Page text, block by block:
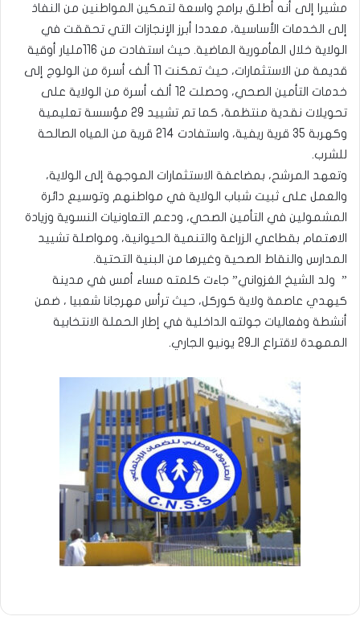
مشيرا إلى أنه أطلق برامج واسعة لتمكين المواطنين من النفاذ
إلى الخدمات الأساسية، معددا أبرز الإنجازات التي تحققت في
الولاية خلال المأمورية الماضية. حيث استفادت من 116مليار أوقية
قديمة من الاستثمارات، حيث تمكنت 11 ألف أسرة من الولوج إلى
خدمات التأمين الصحي، وحصلت 12 ألف أسرة من الولاية على
تحويلات نقدية منتظمة، كما تم تشييد 29 مؤسسة تعليمية
وكهربة 35 قرية ريفية، واستفادت 214 قرية من المياه الصالحة
للشرب.
وتعهد المرشح، بمضاعفة الاستثمارات الموجهة إلى الولاية،
والعمل على ثبيت شباب الولاية في مواطنهم وتوسيع دائرة
المشمولين في التأمين الصحي، ودعم التعاونيات النسوية وزيادة
الاهتمام بقطاعي الزراعة والتنمية الحيوانية، ومواصلة تشييد
المدارس والنقاط الصحية وغيرها من البنية التحتية.
” ولد الشيخ الغزواني” جاءت كلمته مساء أمس في مدينة
كيهدي عاصمة ولاية كوركل، حيث ترأس مهرجانا شعبيا ، ضمن
أنشطة وفعاليات جولته الداخلية في إطار الحملة الانتخابية
الممهدة لاقتراع الـ29 يونيو الجاري.